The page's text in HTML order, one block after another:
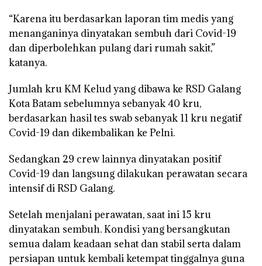
“Karena itu berdasarkan laporan tim medis yang
menanganinya dinyatakan sembuh dari Covid-19
dan diperbolehkan pulang dari rumah sakit,”
katanya.
Jumlah kru KM Kelud yang dibawa ke RSD Galang
Kota Batam sebelumnya sebanyak 40 kru,
berdasarkan hasil tes swab sebanyak 11 kru negatif
Covid-19 dan dikembalikan ke Pelni.
Sedangkan 29 crew lainnya dinyatakan positif
Covid-19 dan langsung dilakukan perawatan secara
intensif di RSD Galang.
Setelah menjalani perawatan, saat ini 15 kru
dinyatakan sembuh. Kondisi yang bersangkutan
semua dalam keadaan sehat dan stabil serta dalam
persiapan untuk kembali ketempat tinggalnya guna